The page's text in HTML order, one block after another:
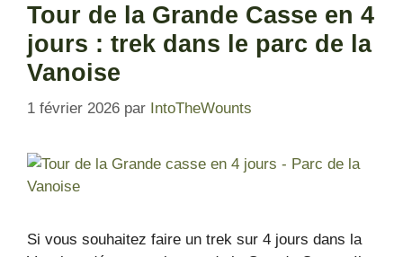
Tour de la Grande Casse en 4
jours : trek dans le parc de la
Vanoise
1 février 2026 par IntoTheWounts
Si vous souhaitez faire un trek sur 4 jours dans la